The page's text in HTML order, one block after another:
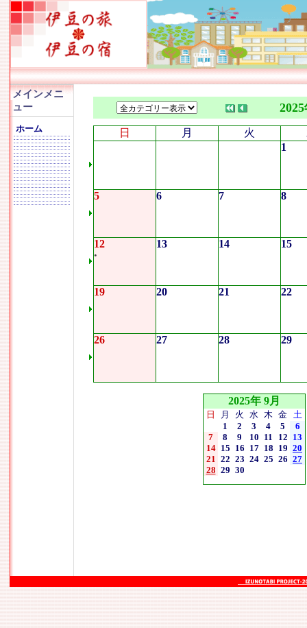
メインメニ
ュー
ホーム 日 月 火
1
5 6 7 8
12
•
13 14 15
19 20 21 22
26 27 28 29
2025年 9月
日 月 火 水 木 金 土
1
2 3 4 5
6
7
8 9 10 11 12 13
14 15 16 17 18 19 20
21 22 23 24 25 26 27
28 29 30